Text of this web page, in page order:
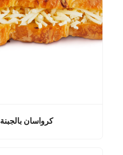
كرواسان بالجبنة